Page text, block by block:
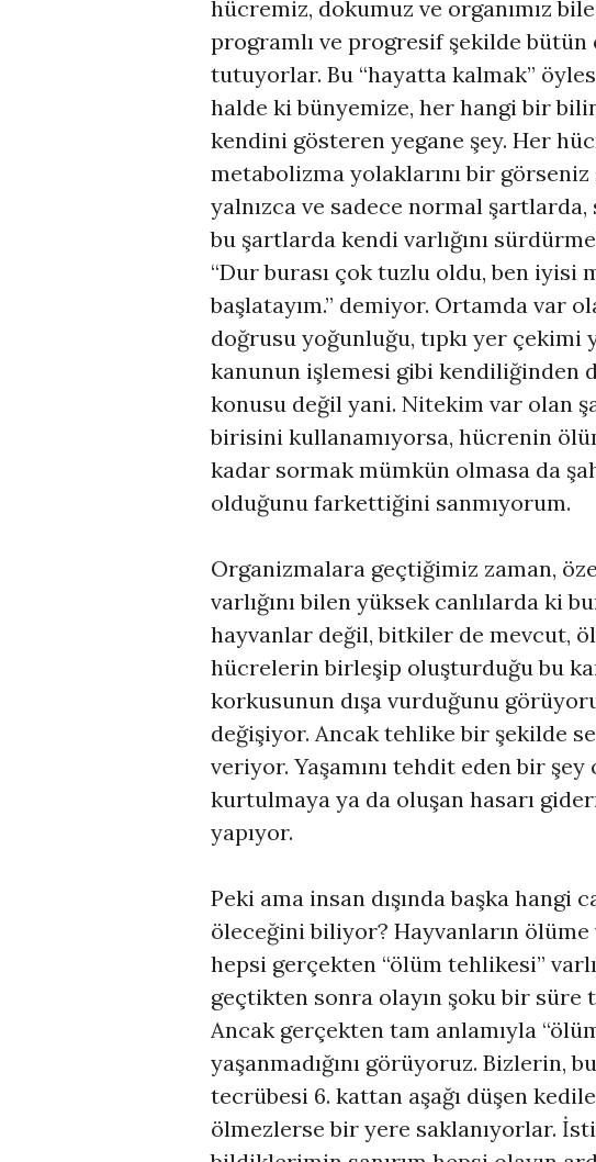
hücremiz, dokumuz ve organımız
programlı ve progresif şekilde bütün
tutuyorlar. Bu “hayatta kalmak”
halde ki bünyemize, her hangi bir
kendini gösteren yegane şey. Her
metabolizma yolaklarını bir görseniz
yalnızca ve sadece normal
bu şartlarda kendi varlığını
“Dur burası çok tuzlu oldu, ben iyisi
başlatayım.” demiyor. Ortamda var
doğrusu yoğunluğu, tıpkı yer çekimi
kanunun işlemesi gibi kendiliğinden
konusu değil yani. Nitekim var olan
birisini kullanamıyorsa, hücrenin
kadar sormak mümkün olmasa da
olduğunu farkettiğini sanmıyorum.
Organizmalara geçtiğimiz zaman,
varlığını bilen yüksek canlılarda ki
hayvanlar değil, bitkiler de mevcut,
hücrelerin birleşip oluşturduğu bu
korkusunun dışa vurduğunu
değişiyor. Ancak tehlike bir şekilde
veriyor. Yaşamını tehdit eden bir
kurtulmaya ya da oluşan hasarı
yapıyor.
Peki ama insan dışında başka hangi
öleceğini biliyor? Hayvanların
hepsi gerçekten “ölüm tehlikesi”
geçtikten sonra olayın şoku bir süre
Ancak gerçekten tam anlamıyla
yaşanmadığını görüyoruz. Bizlerin,
tecrübesi 6. kattan aşağı düşen
ölmezlerse bir yere saklanıyorlar.